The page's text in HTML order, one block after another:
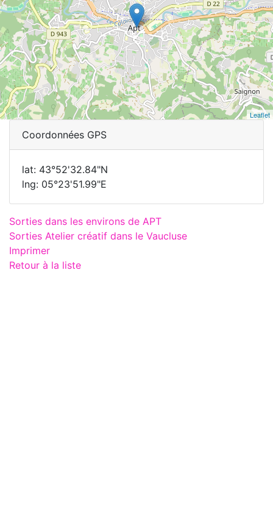
Leaflet
Coordonnées GPS
lat: 43°52'32.84"N
lng: 05°23'51.99"E
Sorties dans les environs de APT
Sorties Atelier créatif dans le Vaucluse
Imprimer
Retour à la liste